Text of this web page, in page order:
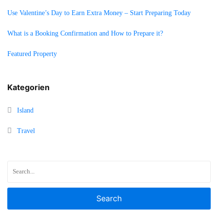
Use Valentine’s Day to Earn Extra Money – Start Preparing Today
What is a Booking Confirmation and How to Prepare it?
Featured Property
Kategorien
Island
Travel
Search